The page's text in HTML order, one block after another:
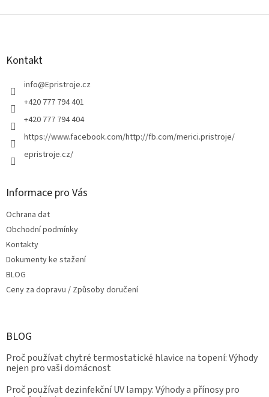
Z
Kontakt
info@Epristroje.cz
+420 777 794 401
+420 777 794 404
https://www.facebook.com/http://fb.com/merici.pristroje/
epristroje.cz/
Informace pro Vás
Ochrana dat
Obchodní podmínky
Kontakty
Dokumenty ke stažení
BLOG
Ceny za dopravu / Způsoby doručení
BLOG
Proč používat chytré termostatické hlavice na topení: Výhody
nejen pro vaši domácnost
Proč používat dezinfekční UV lampy: Výhody a přínosy pro